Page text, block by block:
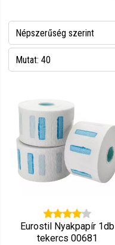
Népszerűség szerint
Név szerint csökkenő
Ár szerint csökkenő
Ár szerint növekvő
Mutat: 40
Mutat: 160
Eurostil Nyakpapír 1db
tekercs 00681